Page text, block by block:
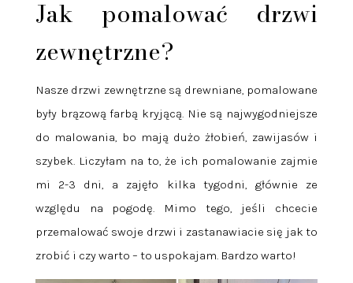
Jak pomalować drzwi
zewnętrzne?
Nasze drzwi zewnętrzne są drewniane, pomalowane
były brązową farbą kryjącą. Nie są najwygodniejsze
do malowania, bo mają dużo żłobień, zawijasów i
szybek. Liczyłam na to, że ich pomalowanie zajmie
mi 2-3 dni, a zajęło kilka tygodni, głównie ze
względu na pogodę. Mimo tego, jeśli chcecie
przemalować swoje drzwi i zastanawiacie się jak to
zrobić i czy warto – to uspokajam. Bardzo warto!